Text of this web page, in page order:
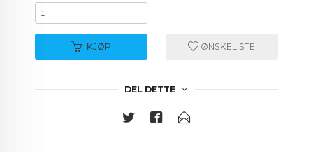
KJØP ØNSKELISTE
DEL DETTE